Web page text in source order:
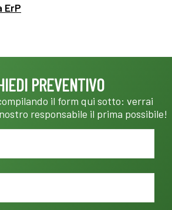
ErP
PREVENTIVO
il form qui sotto: verrai
responsabile il prima possibile!